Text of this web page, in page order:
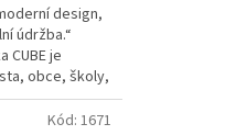
design,
údržba.“
CUBE je
obce, školy,
Kód: 1671